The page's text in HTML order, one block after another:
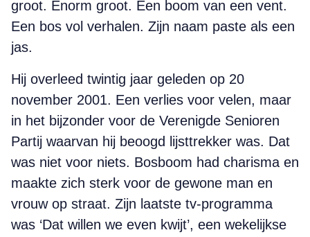
groot. Enorm groot. Een boom van een vent.
Een bos vol verhalen. Zijn naam paste als een
jas.
Hij overleed twintig jaar geleden op 20
november 2001. Een verlies voor velen, maar
in het bijzonder voor de Verenigde Senioren
Partij waarvan hij beoogd lijsttrekker was. Dat
was niet voor niets. Bosboom had charisma en
maakte zich sterk voor de gewone man en
vrouw op straat. Zijn laatste tv-programma
was ‘Dat willen we even kwijt’, een wekelijkse